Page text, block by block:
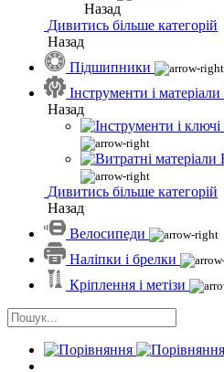
Назад
Дивитись більше категорій
Назад
Підшипники
Інструменти і матеріали
Назад
Дивитись більше категорій
Назад
Велосипеди
Наліпки і брелки
Кріплення і метізи